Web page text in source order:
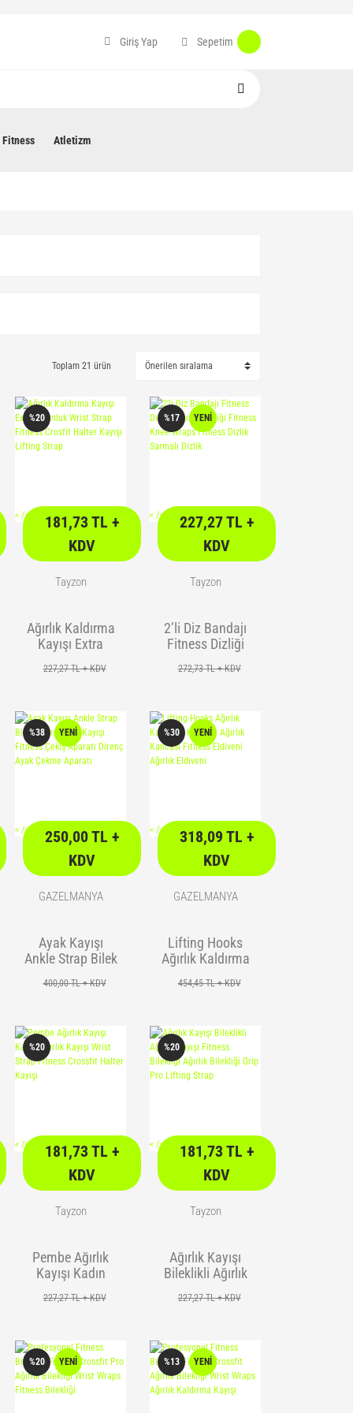
Giriş Yap Sepetim
Fitness Atletizm
Toplam 21 ürün
%20
< /> />
181,73 TL +
KDV
Tayzon
Ağırlık Kaldırma
Kayışı Extra
Strap Fitness
Strap
227,27 TL + KDV
%17 YENİ
< /> />
227,27 TL +
KDV
Tayzon
2’li Diz Bandajı
Fitness Dizliği
Fitness Knee
Dizlik
272,73 TL + KDV
%38 YENİ
< /> />
250,00 TL +
KDV
GAZELMANYA
Ayak Kayışı
Ankle Strap Bilek
Kayışı Fitness
Çekme Aparatı
400,00 TL + KDV
%30 YENİ
< /> />
318,09 TL +
KDV
GAZELMANYA
Lifting Hooks
Ağırlık Kaldırma
Kancası Fitness
454,45 TL + KDV
%20
< /> />
181,73 TL +
KDV
Tayzon
Pembe Ağırlık
Kayışı Kadın
Wrist Strap
227,27 TL + KDV
%20
< /> />
181,73 TL +
KDV
Tayzon
Ağırlık Kayışı
Bileklikli Ağırlık
Bilekliği Ağırlık
227,27 TL + KDV
%20 YENİ %13 YENİ